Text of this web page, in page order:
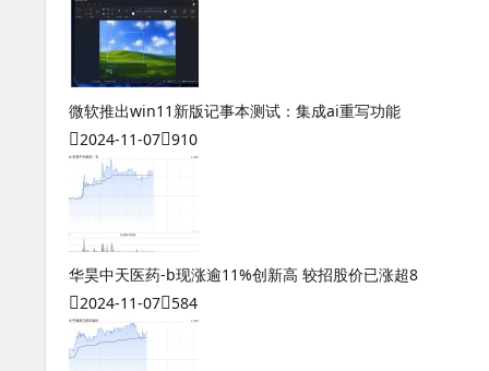
微软推出win11新版记事本测试：集成ai重写功能
2024-11-07 910
华昊中天医药-b现涨逾11%创新高 较招股价已涨超8
2024-11-07 584